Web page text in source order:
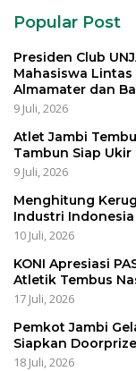
Popular Post
Presiden Club
Mahasiswa
Almamater dan
9 Juli, 2026
Atlet Jambi
Tambun Siap
9 Juli, 2026
Menghitung
Industri Indonesia
10 Juli, 2026
KONI Apresiasi
Atletik Tembus
17 Juli, 2026
Pemkot Jambi
Siapkan
18 Juli, 2026